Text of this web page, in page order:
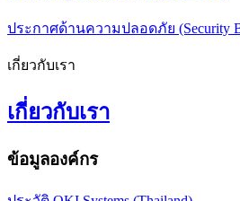
ประกาศด้านความปลอดภัย (Security
เกี่ยวกับเรา
เกี่ยวกับเรา
ข้อมูลองค์กร